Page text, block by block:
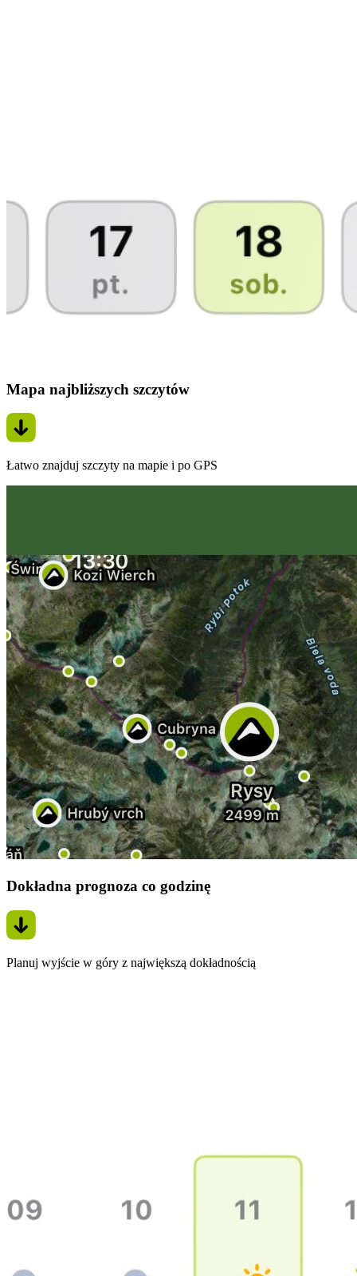
Mapa najbliższych szczytów
Łatwo znajduj szczyty na mapie i po GPS
Dokładna prognoza co godzinę
Planuj wyjście w góry z największą dokładnością